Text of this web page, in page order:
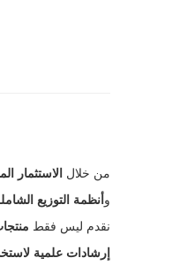
من خلال الاستثمار
و أنظمة التوزيع
نقدم ليس فقط
إرشادات علمية